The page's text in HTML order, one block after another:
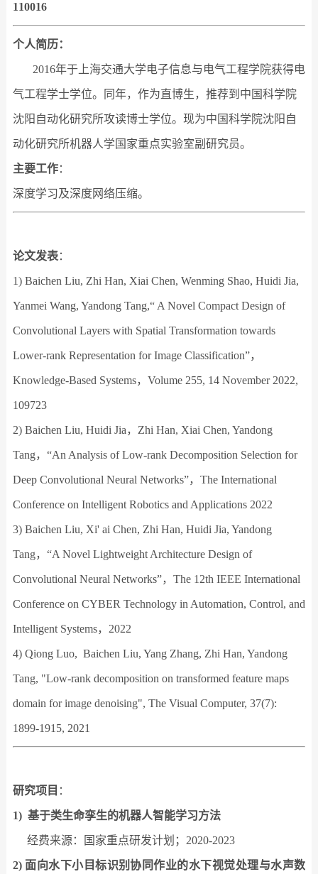
110016
个人简历 ：
2016年于上海交通大学电子信息与电气工程学院获得电
气工程学士学位。同年，作为直博生，推荐到中国科学院
沈阳自动化研究所攻读博士学位。现为中国科学院沈阳自
动化研究所机器人学国家重点实验室副研究员。
主要工作：
深度学习及深度网络压缩。
论文发表：
1) Baichen Liu, Zhi Han, Xiai Chen, Wenming Shao, Huidi Jia,
Yanmei Wang, Yandong Tang,“ A Novel Compact Design of
Convolutional Layers with Spatial Transformation towards
Lower-rank Representation for Image Classification”，
Knowledge-Based Systems，Volume 255, 14 November 2022,
109723
2) Baichen Liu, Huidi Jia，Zhi Han, Xiai Chen, Yandong
Tang，“An Analysis of Low-rank Decomposition Selection for
Deep Convolutional Neural Networks”，The International
Conference on Intelligent Robotics and Applications 2022
3) Baichen Liu, Xi' ai Chen, Zhi Han, Huidi Jia, Yandong
Tang，“A Novel Lightweight Architecture Design of
Convolutional Neural Networks”，The 12th IEEE International
Conference on CYBER Technology in Automation, Control, and
Intelligent Systems，2022
4) Qiong Luo, Baichen Liu, Yang Zhang, Zhi Han, Yandong
Tang, "Low-rank decomposition on transformed feature maps
domain for image denoising", The Visual Computer, 37(7):
1899-1915, 2021
研究项目 ：
1) 基于类生命孪生的机器人智能学习方法
经费来源：国家重点研发计划；2020-2023
2) 面向水下小目标识别协同作业的水下视觉处理与水声数